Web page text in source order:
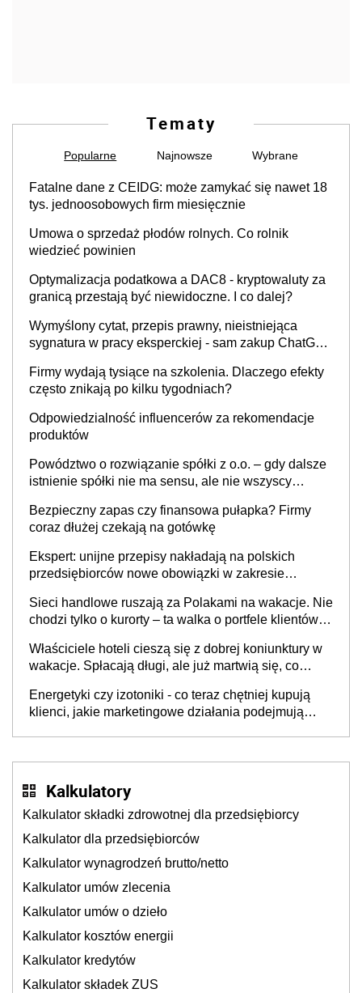
Tematy
Popularne Najnowsze Wybrane
Fatalne dane z CEIDG: może zamykać się nawet 18
tys. jednoosobowych firm miesięcznie
Umowa o sprzedaż płodów rolnych. Co rolnik
wiedzieć powinien
Optymalizacja podatkowa a DAC8 - kryptowaluty za
granicą przestają być niewidoczne. I co dalej?
Wymyślony cytat, przepis prawny, nieistniejąca
sygnatura w pracy eksperckiej - sam zakup ChatGPT
Firmy wydają tysiące na szkolenia. Dlaczego efekty
często znikają po kilku tygodniach?
Odpowiedzialność influencerów za rekomendacje
produktów
Powództwo o rozwiązanie spółki z o.o. – gdy dalsze
istnienie spółki nie ma sensu, ale nie wszyscy
Bezpieczny zapas czy finansowa pułapka? Firmy
coraz dłużej czekają na gotówkę
Ekspert: unijne przepisy nakładają na polskich
przedsiębiorców nowe obowiązki w zakresie
Sieci handlowe ruszają za Polakami na wakacje. Nie
chodzi tylko o kurorty – ta walka o portfele klientów
cichu
Właściciele hoteli cieszą się z dobrej koniunktury w
wakacje. Spłacają długi, ale już martwią się, co
Energetyki czy izotoniki - co teraz chętniej kupują
klienci, jakie marketingowe działania podejmują
Kalkulatory
Kalkulator składki zdrowotnej dla przedsiębiorcy
Kalkulator dla przedsiębiorców
Kalkulator wynagrodzeń brutto/netto
Kalkulator umów zlecenia
Kalkulator umów o dzieło
Kalkulator kosztów energii
Kalkulator kredytów
Kalkulator składek ZUS